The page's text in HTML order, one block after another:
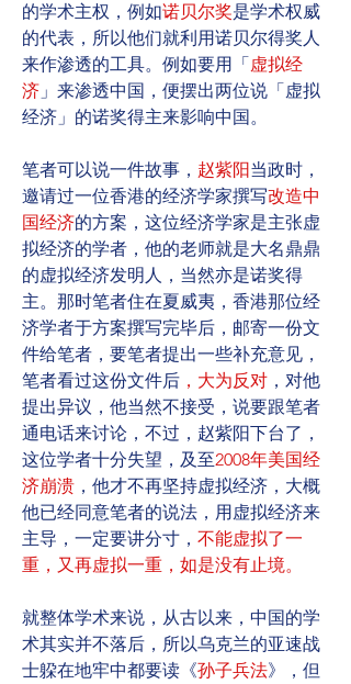
的学术主权，例如诺贝尔奖是学术权威
的代表，所以他们就利用诺贝尔得奖人
来作渗透的工具。例如要用「 虚拟经
济 」来渗透中国，便摆出两位说「虚拟
经济」的诺奖得主来影响中国。
笔者可以说一件故事， 赵紫阳当政时，
邀请过一位香港的经济学家撰写改造中
国经济的方案，这位经济学家是主张虚
拟经济的学者，他的老师就是大名鼎鼎
的虚拟经济发明人，当然亦是诺奖得
主。那时笔者住在夏威夷，香港那位经
济学者于方案撰写完毕后，邮寄一份文
件给笔者，要笔者提出一些补充意见，
笔者看过这份文件后 ，大为反对 ，对他
提出异议，他当然不接受，说要跟笔者
通电话来讨论，不过，赵紫阳下台了，
这位学者十分失望，及至2008年美国经
济崩溃 ，他才不再坚持虚拟经济，大概
他已经同意笔者的说法，用虚拟经济来
主导，一定要讲分寸， 不能虚拟了一
重，又再虚拟一重，如是没有止境。
就整体学术来说，从古以来，中国的学
术其实并不落后，所以乌克兰的亚速战
士躱在地牢中都要读《孙子兵法》，但